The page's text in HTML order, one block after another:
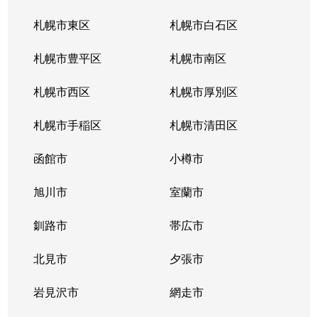
札幌市東区 札幌市白石区
札幌市豊平区 札幌市南区
札幌市西区 札幌市厚別区
札幌市手稲区 札幌市清田区
函館市 小樽市
旭川市 室蘭市
釧路市 帯広市
北見市 夕張市
岩見沢市 網走市